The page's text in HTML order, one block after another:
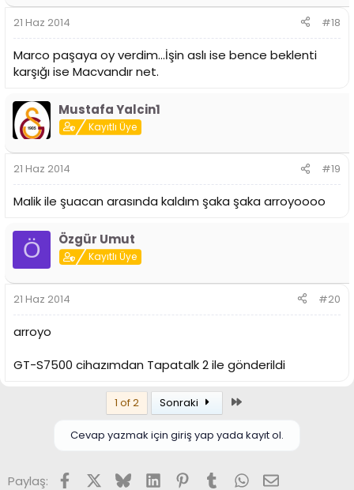
21 Haz 2014 #18
Marco paşaya oy verdim...İşin aslı ise bence beklenti
karşığı ise Macvandır net.
Mustafa Yalcin1
Kayıtlı Üye
21 Haz 2014 #19
Malik ile şuacan arasında kaldım şaka şaka arroyoooo
Ö Özgür Umut
Kayıtlı Üye
21 Haz 2014 #20
arroyo
GT-S7500 cihazımdan Tapatalk 2 ile gönderildi
1 of 2 Sonraki
Cevap yazmak için giriş yap yada kayıt ol.
Paylaş: FacebookX (Twitter)
BlueskyLinkedInPinterest
TumblrWhatsApp
E-posta